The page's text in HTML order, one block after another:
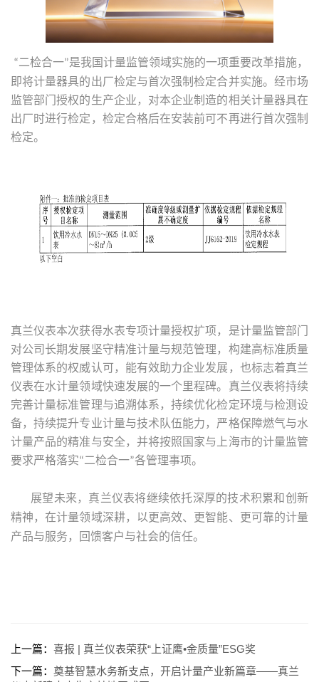
“二检合一”是我国计量监管领域实施的一项重要改革措施，
即将计量器具的出厂检定与首次强制检定合并实施。经市场
监管部门授权的生产企业，对本企业制造的相关计量器具在
出厂时进行检定，检定合格后在安装前可不再进行首次强制
检定。
真兰仪表本次获得水表专项计量授权扩项，是计量监管部门
对公司长期发展坚守精准计量与规范管理，构建高标准质量
管理体系的权威认可，能有效助力企业发展，也标志着真兰
仪表在水计量领域快速发展的一个里程碑。真兰仪表将持续
完善计量标准管理与追溯体系，持续优化检定环境与检测设
备，持续提升专业计量与技术队伍能力，严格保障燃气与水
计量产品的精准与安全，并将按照国家与上海市的计量监管
要求严格落实“二检合一”各管理事项。
展望未来，真兰仪表将继续依托深厚的技术积累和创新
精神，在计量领域深耕，以更高效、更智能、更可靠的计量
产品与服务，回馈客户与社会的信任。
上一篇： 喜报 | 真兰仪表荣获“上证鹰•金质量”ESG奖
下一篇： 奠基智慧水务新支点，开启计量产业新篇章——真兰